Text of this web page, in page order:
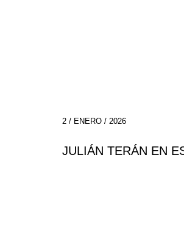
2 / ENERO / 2026
JULIÁN TERÁN EN